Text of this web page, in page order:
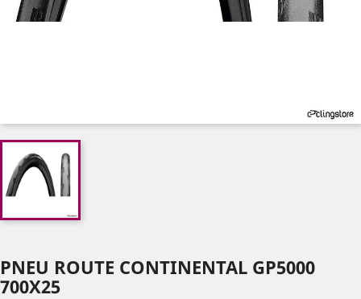
PNEU ROUTE CONTINENTAL GP5000
700X25